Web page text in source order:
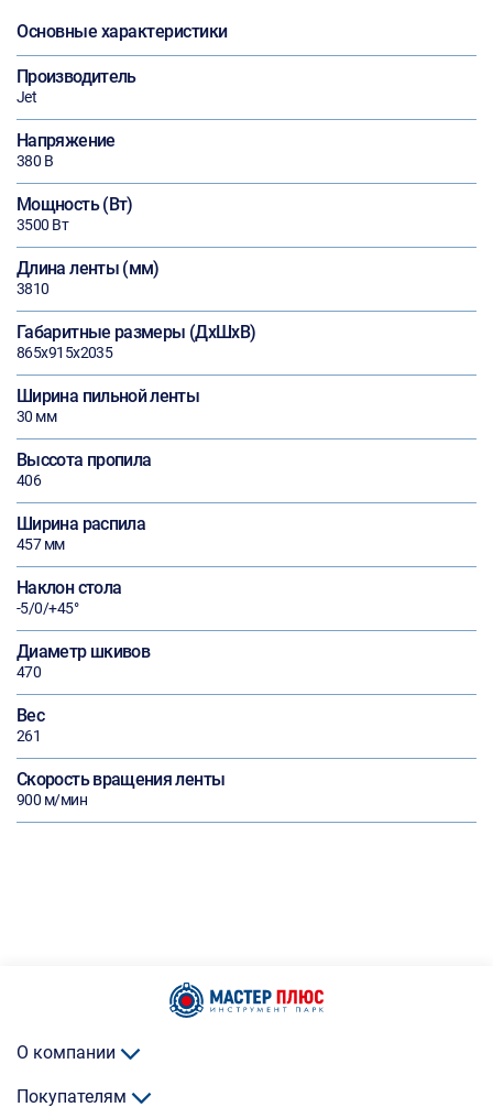
Основные характеристики
Производитель
Jet
Напряжение
380 В
Мощность (Вт)
3500 Вт
Длина ленты (мм)
3810
Габаритные размеры (ДхШхВ)
865х915х2035
Ширина пильной ленты
30 мм
Выссота пропила
406
Ширина распила
457 мм
Наклон стола
-5/0/+45°
Диаметр шкивов
470
Вес
261
Скорость вращения ленты
900 м/мин
О компании
Покупателям